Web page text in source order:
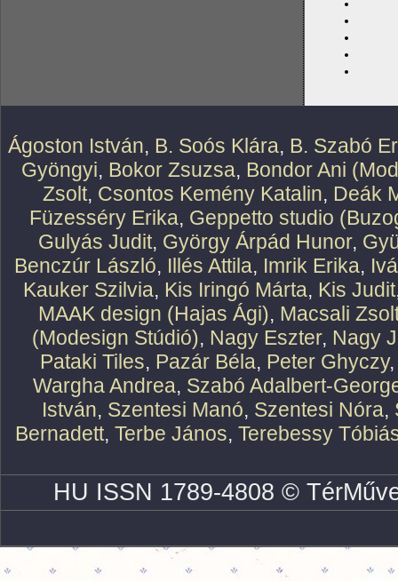
Ágoston István, B. Soós Klára, B. Szabó
Gyöngyi, Bokor Zsuzsa, Bondor Ani
Zsolt, Csontos Kemény Katalin, Deák
Füzesséry Erika, Geppetto studio
Gulyás Judit, György Árpád Hunor,
Benczúr László, Illés Attila, Imrik Erika,
Kauker Szilvia, Kis Iringó Márta, Kis Judit
MAAK design (Hajas Ági), Macsali
(Modesign Stúdió), Nagy Eszter, Nagy
Pataki Tiles, Pazár Béla, Peter Ghyczy
Wargha Andrea, Szabó Adalbert-
István, Szentesi Manó, Szentesi Nóra,
Bernadett, Terbe János, Terebessy
HU ISSN 1789-4808 ©